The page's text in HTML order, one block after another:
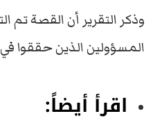
وذكر التقرير أن القصة
المسؤولين الذين حققوا
اقرأ أيضاً: